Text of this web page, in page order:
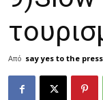
Από say yes to the press